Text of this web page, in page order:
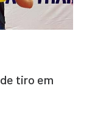
tiro em